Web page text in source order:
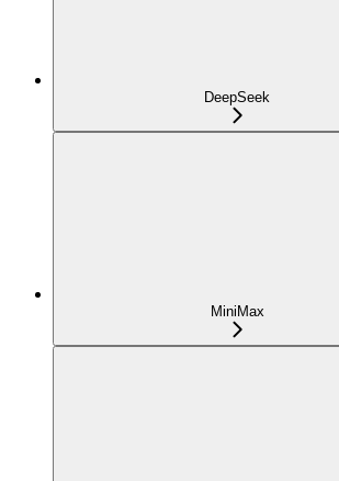
DeepSeek
MiniMax